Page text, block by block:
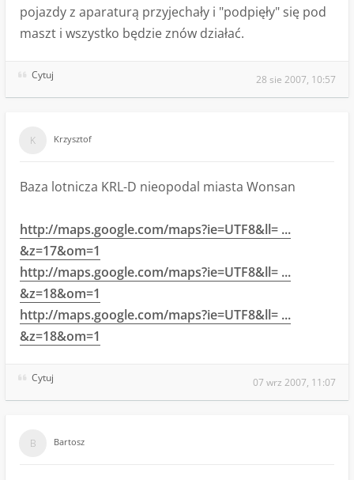
pojazdy z aparaturą przyjechały i "podpięły" się pod
maszt i wszystko będzie znów działać.
Cytuj 28 sie 2007, 10:57
Krzysztof
Baza lotnicza KRL-D nieopodal miasta Wonsan
http://maps.google.com/maps?ie=UTF8&ll= ...
&z=17&om=1
http://maps.google.com/maps?ie=UTF8&ll= ...
&z=18&om=1
http://maps.google.com/maps?ie=UTF8&ll= ...
&z=18&om=1
Cytuj 07 wrz 2007, 11:07
Bartosz